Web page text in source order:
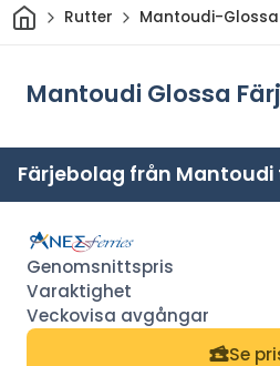
HemRutter Mantoudi-Glossa
Mantoudi Glossa
Färjebolag från Mantoudi
Se